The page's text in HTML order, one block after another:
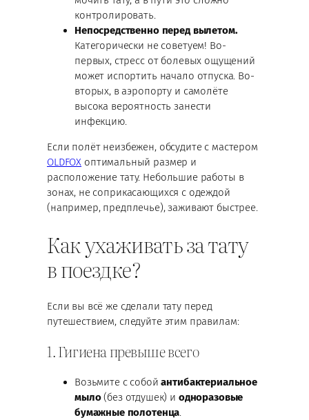
контролировать.
Непосредственно перед вылетом.
Категорически не советуем! Во-
первых, стресс от болевых ощущений
может испортить начало отпуска. Во-
вторых, в аэропорту и самолёте
высока вероятность занести
инфекцию.
Если полёт неизбежен, обсудите с мастером
OLDFOX оптимальный размер и
расположение тату. Небольшие работы в
зонах, не соприкасающихся с одеждой
(например, предплечье), заживают быстрее.
Как ухаживать за тату
в поездке?
Если вы всё же сделали тату перед
путешествием, следуйте этим правилам:
1. Гигиена превыше всего
Возьмите с собойантибактериальное
мыло(без отдушек) и одноразовые
бумажные полотенца